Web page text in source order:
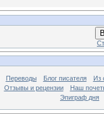
Переводы Блог писателя
Из
Отзывы и рецензии
Наш
Эпиграф дня